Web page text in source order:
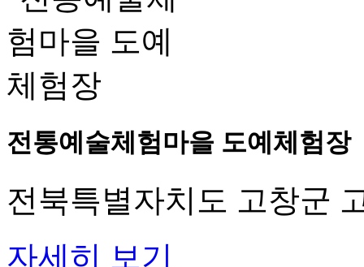
전통예술체험마을 도예체험장
전북특별자치도 고창군
자세히 보기